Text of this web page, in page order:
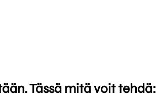
Tässä mitä voit tehdä: